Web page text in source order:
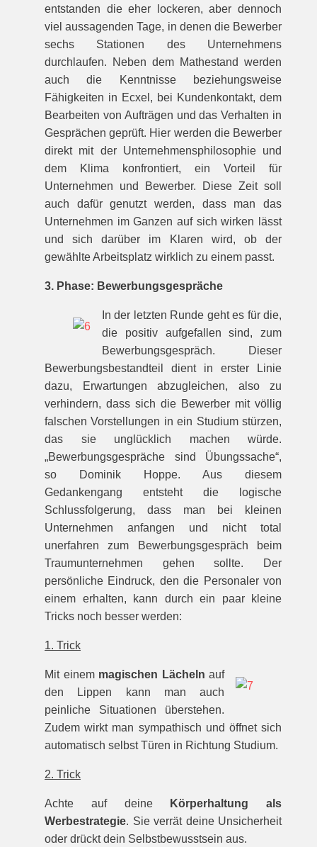
entstanden die eher lockeren, aber dennoch
viel aussagenden Tage, in denen die Bewerber
sechs Stationen des Unternehmens
durchlaufen. Neben dem Mathestand werden
auch die Kenntnisse beziehungsweise
Fähigkeiten in Ecxel, bei Kundenkontakt, dem
Bearbeiten von Aufträgen und das Verhalten in
Gesprächen geprüft. Hier werden die Bewerber
direkt mit der Unternehmensphilosophie und
dem Klima konfrontiert, ein Vorteil für
Unternehmen und Bewerber. Diese Zeit soll
auch dafür genutzt werden, dass man das
Unternehmen im Ganzen auf sich wirken lässt
und sich darüber im Klaren wird, ob der
gewählte Arbeitsplatz wirklich zu einem passt.
3. Phase: Bewerbungsgespräche
In der letzten Runde geht es für die,
die positiv aufgefallen sind, zum
Bewerbungsgespräch. Dieser
Bewerbungsbestandteil dient in erster Linie
dazu, Erwartungen abzugleichen, also zu
verhindern, dass sich die Bewerber mit völlig
falschen Vorstellungen in ein Studium stürzen,
das sie unglücklich machen würde.
„Bewerbungsgespräche sind Übungssache“,
so Dominik Hoppe. Aus diesem
Gedankengang entsteht die logische
Schlussfolgerung, dass man bei kleinen
Unternehmen anfangen und nicht total
unerfahren zum Bewerbungsgespräch beim
Traumunternehmen gehen sollte. Der
persönliche Eindruck, den die Personaler von
einem erhalten, kann durch ein paar kleine
Tricks noch besser werden:
1. Trick
Mit einem magischen Lächeln auf
den Lippen kann man auch
peinliche Situationen überstehen.
Zudem wirkt man sympathisch und öffnet sich
automatisch selbst Türen in Richtung Studium.
2. Trick
Achte auf deine
Körperhaltung als
Werbestrategie. Sie verrät deine Unsicherheit
oder drückt dein Selbstbewusstsein aus.